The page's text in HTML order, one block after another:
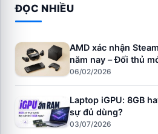
ĐỌC NHIỀU
AMD xác nhận
năm nay – Đối thủ
06/02/2026
Laptop iGPU: 8GB
sự đủ dùng?
03/07/2026